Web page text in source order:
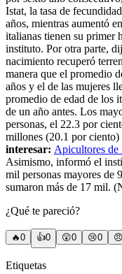
Istat, la tasa de
años, mientras aumentó
italianas tienen su primer
instituto. Por otra parte,
nacimiento recuperó
manera que el promedio
años y el de las mujeres
promedio de edad de los
de un año antes. Los
personas, el 22.3 por
millones (20.1 por ciento)
interesar: Apicultores de
Asimismo, informó el
mil personas mayores de
sumaron más de 17 mil.
¿Qué te pareció?
🔥0 👍0 😲0 😢0 😠
Etiquetas